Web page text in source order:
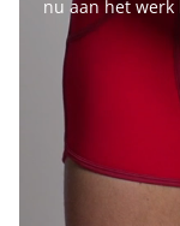
nu aan het